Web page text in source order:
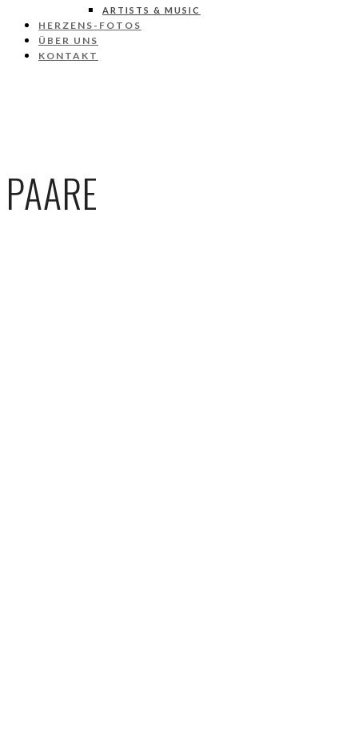
ARTISTS & MUSIC
HERZENS-FOTOS
ÜBER UNS
KONTAKT
PAARE